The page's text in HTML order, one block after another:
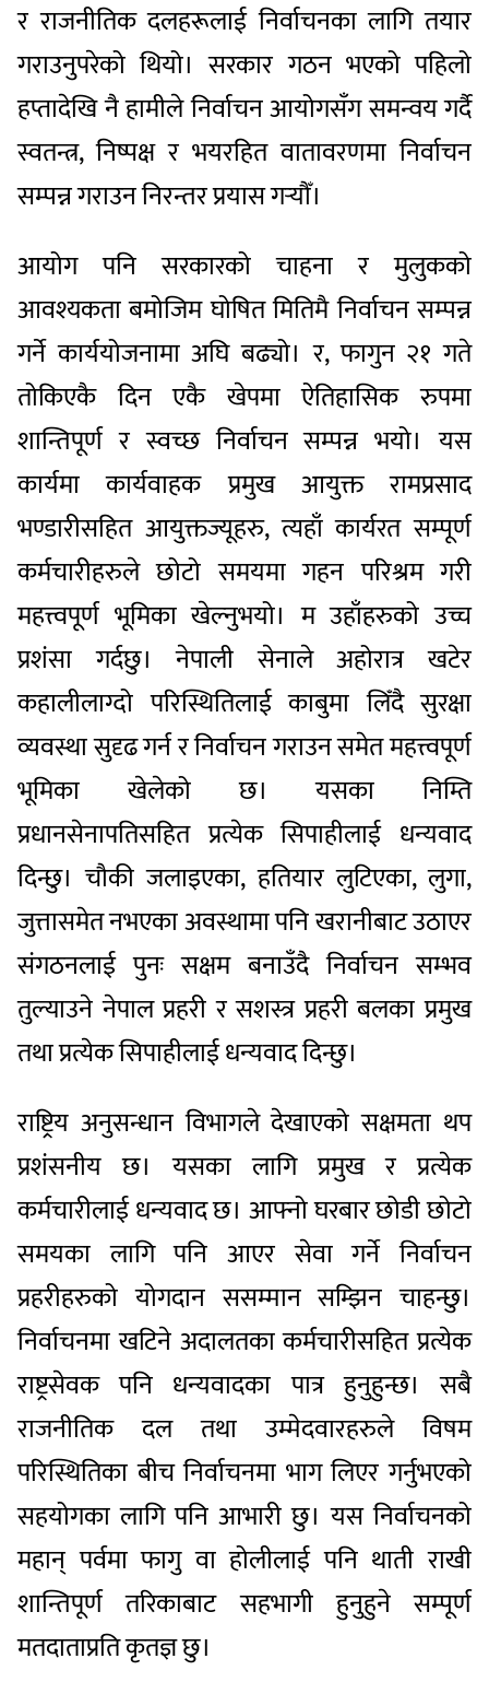
र राजनीतिक दलहरूलाई निर्वाचनका लागि तयार
गराउनुपरेको थियो। सरकार गठन भएको पहिलो
हप्तादेखि नै हामीले निर्वाचन आयोगसँग समन्वय गर्दै
स्वतन्त्र, निष्पक्ष र भयरहित वातावरणमा निर्वाचन
सम्पन्न गराउन निरन्तर प्रयास गर्‍यौँ।
आयोग पनि सरकारको चाहना र मुलुकको
आवश्यकता बमोजिम घोषित मितिमै निर्वाचन सम्पन्न
गर्ने कार्ययोजनामा अघि बढ्यो। र, फागुन २१ गते
तोकिएकै दिन एकै खेपमा ऐतिहासिक रुपमा
शान्तिपूर्ण र स्वच्छ निर्वाचन सम्पन्न भयो। यस
कार्यमा कार्यवाहक प्रमुख आयुक्त रामप्रसाद
भण्डारीसहित आयुक्तज्यूहरु, त्यहाँ कार्यरत सम्पूर्ण
कर्मचारीहरुले छोटो समयमा गहन परिश्रम गरी
महत्त्वपूर्ण भूमिका खेल्नुभयो। म उहाँहरुको उच्च
प्रशंसा गर्दछु। नेपाली सेनाले अहोरात्र खटेर
कहालीलाग्दो परिस्थितिलाई काबुमा लिँदै सुरक्षा
व्यवस्था सुदृढ गर्न र निर्वाचन गराउन समेत महत्त्वपूर्ण
भूमिका खेलेको छ। यसका निम्ति
प्रधानसेनापतिसहित प्रत्येक सिपाहीलाई धन्यवाद
दिन्छु। चौकी जलाइएका, हतियार लुटिएका, लुगा,
जुत्तासमेत नभएका अवस्थामा पनि खरानीबाट उठाएर
संगठनलाई पुनः सक्षम बनाउँदै निर्वाचन सम्भव
तुल्याउने नेपाल प्रहरी र सशस्त्र प्रहरी बलका प्रमुख
तथा प्रत्येक सिपाहीलाई धन्यवाद दिन्छु।
राष्ट्रिय अनुसन्धान विभागले देखाएको सक्षमता थप
प्रशंसनीय छ। यसका लागि प्रमुख र प्रत्येक
कर्मचारीलाई धन्यवाद छ। आफ्नो घरबार छोडी छोटो
समयका लागि पनि आएर सेवा गर्ने निर्वाचन
प्रहरीहरुको योगदान ससम्मान सम्झिन चाहन्छु।
निर्वाचनमा खटिने अदालतका कर्मचारीसहित प्रत्येक
राष्ट्रसेवक पनि धन्यवादका पात्र हुनुहुन्छ। सबै
राजनीतिक दल तथा उम्मेदवारहरुले विषम
परिस्थितिका बीच निर्वाचनमा भाग लिएर गर्नुभएको
सहयोगका लागि पनि आभारी छु। यस निर्वाचनको
महान् पर्वमा फागु वा होलीलाई पनि थाती राखी
शान्तिपूर्ण तरिकाबाट सहभागी हुनुहुने सम्पूर्ण
मतदाताप्रति कृतज्ञ छु।